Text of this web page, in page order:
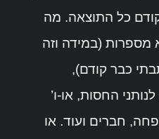
כל התוצאה. מה
מספרות (במידה וזה
כבר קודם),
החסות, או-ו’
חברים ועוד. או